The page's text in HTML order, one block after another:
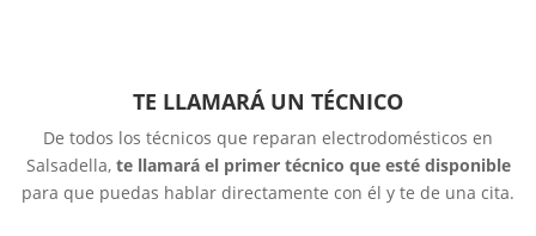
TE LLAMARÁ UN TÉCNICO
De todos los técnicos que reparan electrodomésticos en
Salsadella, te llamará el primer técnico que esté disponible
para que puedas hablar directamente con él y te de una cita.